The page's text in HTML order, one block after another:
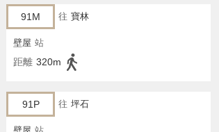
91M 往 寶林
壁屋 站
距離 320m
91P 往 坪石